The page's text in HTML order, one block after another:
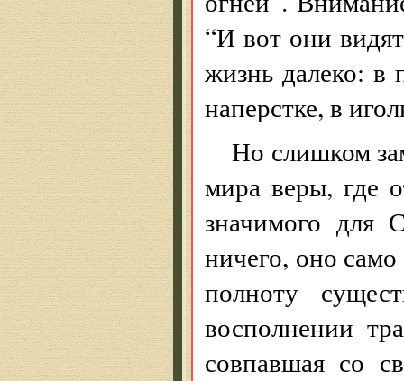
“И вот они
жизнь далеко: в
наперстке, в
Но слишком
мира веры, где
значимого для
ничего, оно
полноту
восполнении
совпавшая со